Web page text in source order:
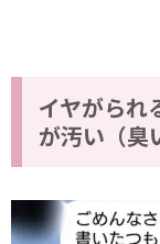
イヤがられ
が汚い（臭